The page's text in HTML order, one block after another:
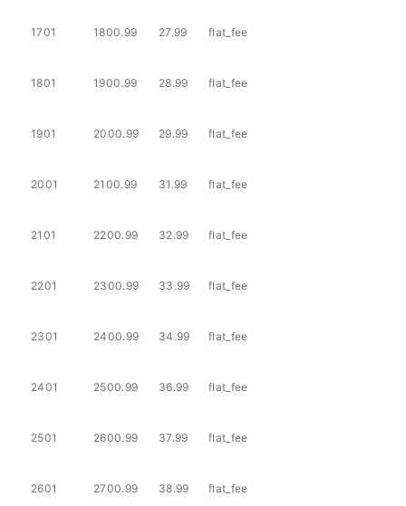
1701 1800.99 27.99 flat_fee
1801 1900.99 28.99 flat_fee
1901 2000.99 29.99 flat_fee
2001 2100.99 31.99 flat_fee
2101 2200.99 32.99 flat_fee
2201 2300.99 33.99 flat_fee
2301 2400.99 34.99 flat_fee
2401 2500.99 36.99 flat_fee
2501 2600.99 37.99 flat_fee
2601 2700.99 38.99 flat_fee